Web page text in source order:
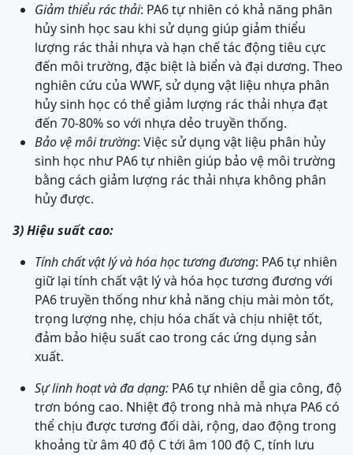
Giảm thiểu rác thải: PA6 tự nhiên có khả năng phân
hủy sinh học sau khi sử dụng giúp giảm thiểu
lượng rác thải nhựa và hạn chế tác động tiêu cực
đến môi trường, đặc biệt là biển và đại dương. Theo
nghiên cứu của WWF, sử dụng vật liệu nhựa phân
hủy sinh học có thể giảm lượng rác thải nhựa đạt
đến 70-80% so với nhựa dẻo truyền thống.
Bảo vệ môi trường: Việc sử dụng vật liệu phân hủy
sinh học như PA6 tự nhiên giúp bảo vệ môi trường
bằng cách giảm lượng rác thải nhựa không phân
hủy được.
3) Hiệu suất cao:
Tính chất vật lý và hóa học tương đương: PA6 tự nhiên
giữ lại tính chất vật lý và hóa học tương đương với
PA6 truyền thống như khả năng chịu mài mòn tốt,
trọng lượng nhẹ, chịu hóa chất và chịu nhiệt tốt,
đảm bảo hiệu suất cao trong các ứng dụng sản
xuất.
Sự linh hoạt và đa dạng: PA6 tự nhiên dễ gia công, độ
trơn bóng cao. Nhiệt độ trong nhà mà nhựa PA6 có
thể chịu được tương đối dài, rộng, dao động trong
khoảng từ âm 40 độ C tới âm 100 độ C, tính lưu